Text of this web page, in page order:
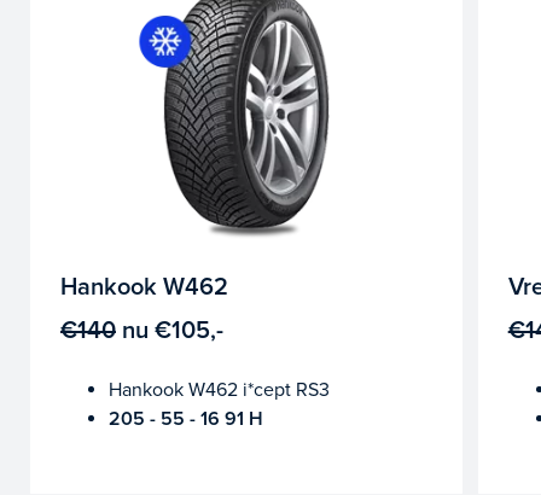
Hankook W462
€140 nu €105,-
Hankook W462 i*cept RS3
205 - 55 - 16 91 H